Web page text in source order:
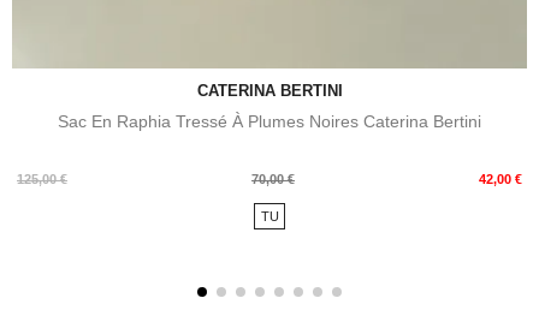
CATERINA BERTINI
Sac En Raphia Tressé À Plumes Noires Caterina Bertini
125,00 €
Prix
70,00 € 42,00 €
Prix
TU